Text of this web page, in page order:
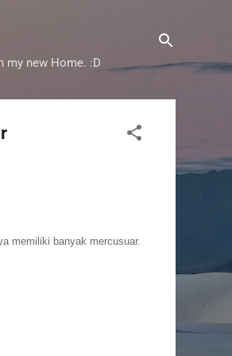
my new Home. :D
memiliki banyak mercusuar.